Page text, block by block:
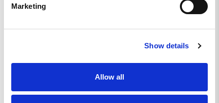
Marketing
Show details
Allow all
Women’s REKYL ATLET Tights - Digi Camo - S
Dela